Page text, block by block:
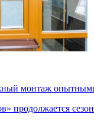
монтаж
продолжается